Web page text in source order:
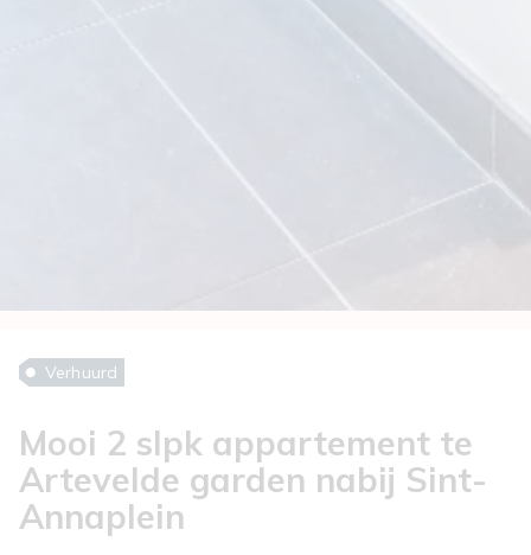
Mooi 2 slpk appartement te
Artevelde garden nabij Sint-
Annaplein
Verhuurd